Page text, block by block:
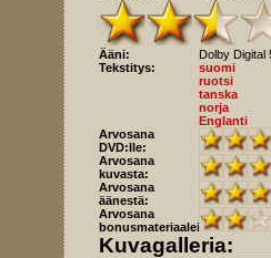
Ääni:
Dolby Digital
Tekstitys:
suomi
ruotsi
tanska
norja
Englanti
Arvosana
DVD:lle:
Arvosana
kuvasta:
Arvosana
äänestä:
Arvosana
bonusmateriaaleista:
Kuvagalleria: